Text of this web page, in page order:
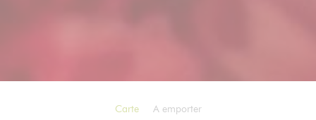
Carte A emporter